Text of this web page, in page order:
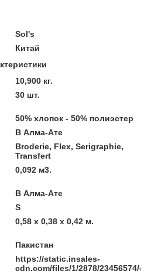
Sol's
Китай
10,900 кг.
30 шт.
50% хлопок - 50% полиэстер
В Алма-Ате
Broderie, Flex, Serigraphie,
Transfert
0,092 м3.
В Алма-Ате
S
0,58 x 0,38 x 0,42 м.
Пакистан
https://static.insales-
cdn.com/files/1/2878/23456574/